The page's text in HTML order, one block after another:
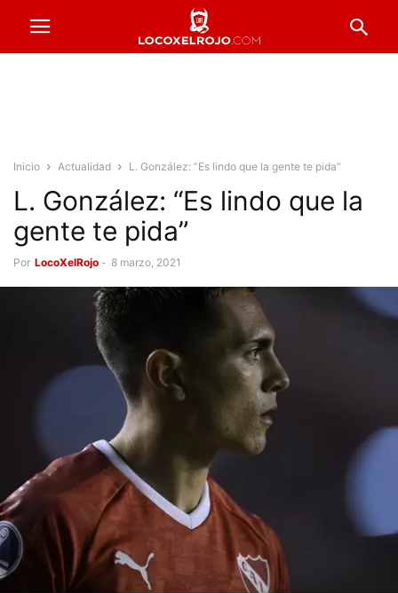
Inicio Actualidad L. González: “Es lindo que la gente te pida”
L. González: “Es lindo que la
gente te pida”
Por LocoXelRojo - 8 marzo, 2021